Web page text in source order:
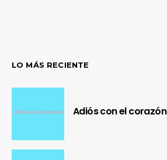
LO MÁS RECIENTE
Adiós con el corazón